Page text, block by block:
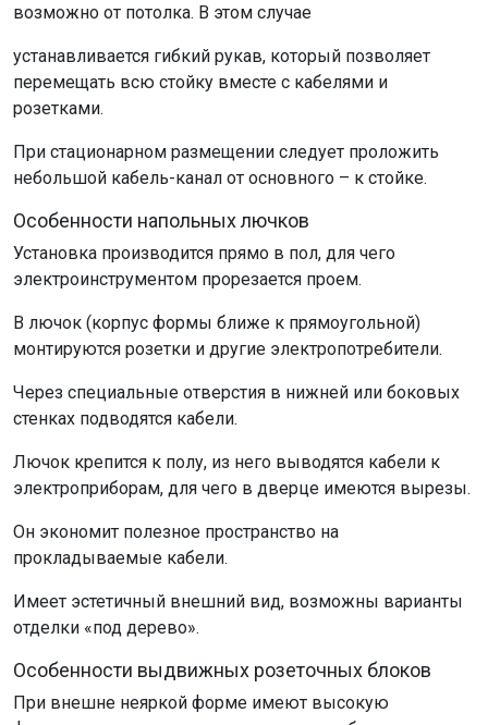
возможно от потолка. В этом случае
устанавливается гибкий рукав, который позволяет
перемещать всю стойку вместе с кабелями и
розетками.
При стационарном размещении следует проложить
небольшой кабель-канал от основного – к стойке.
Особенности напольных лючков
Установка производится прямо в пол, для чего
электроинструментом прорезается проем.
В лючок (корпус формы ближе к прямоугольной)
монтируются розетки и другие электропотребители.
Через специальные отверстия в нижней или боковых
стенках подводятся кабели.
Лючок крепится к полу, из него выводятся кабели к
электроприборам, для чего в дверце имеются вырезы.
Он экономит полезное пространство на
прокладываемые кабели.
Имеет эстетичный внешний вид, возможны варианты
отделки «под дерево».
Особенности выдвижных розеточных блоков
При внешне неяркой форме имеют высокую